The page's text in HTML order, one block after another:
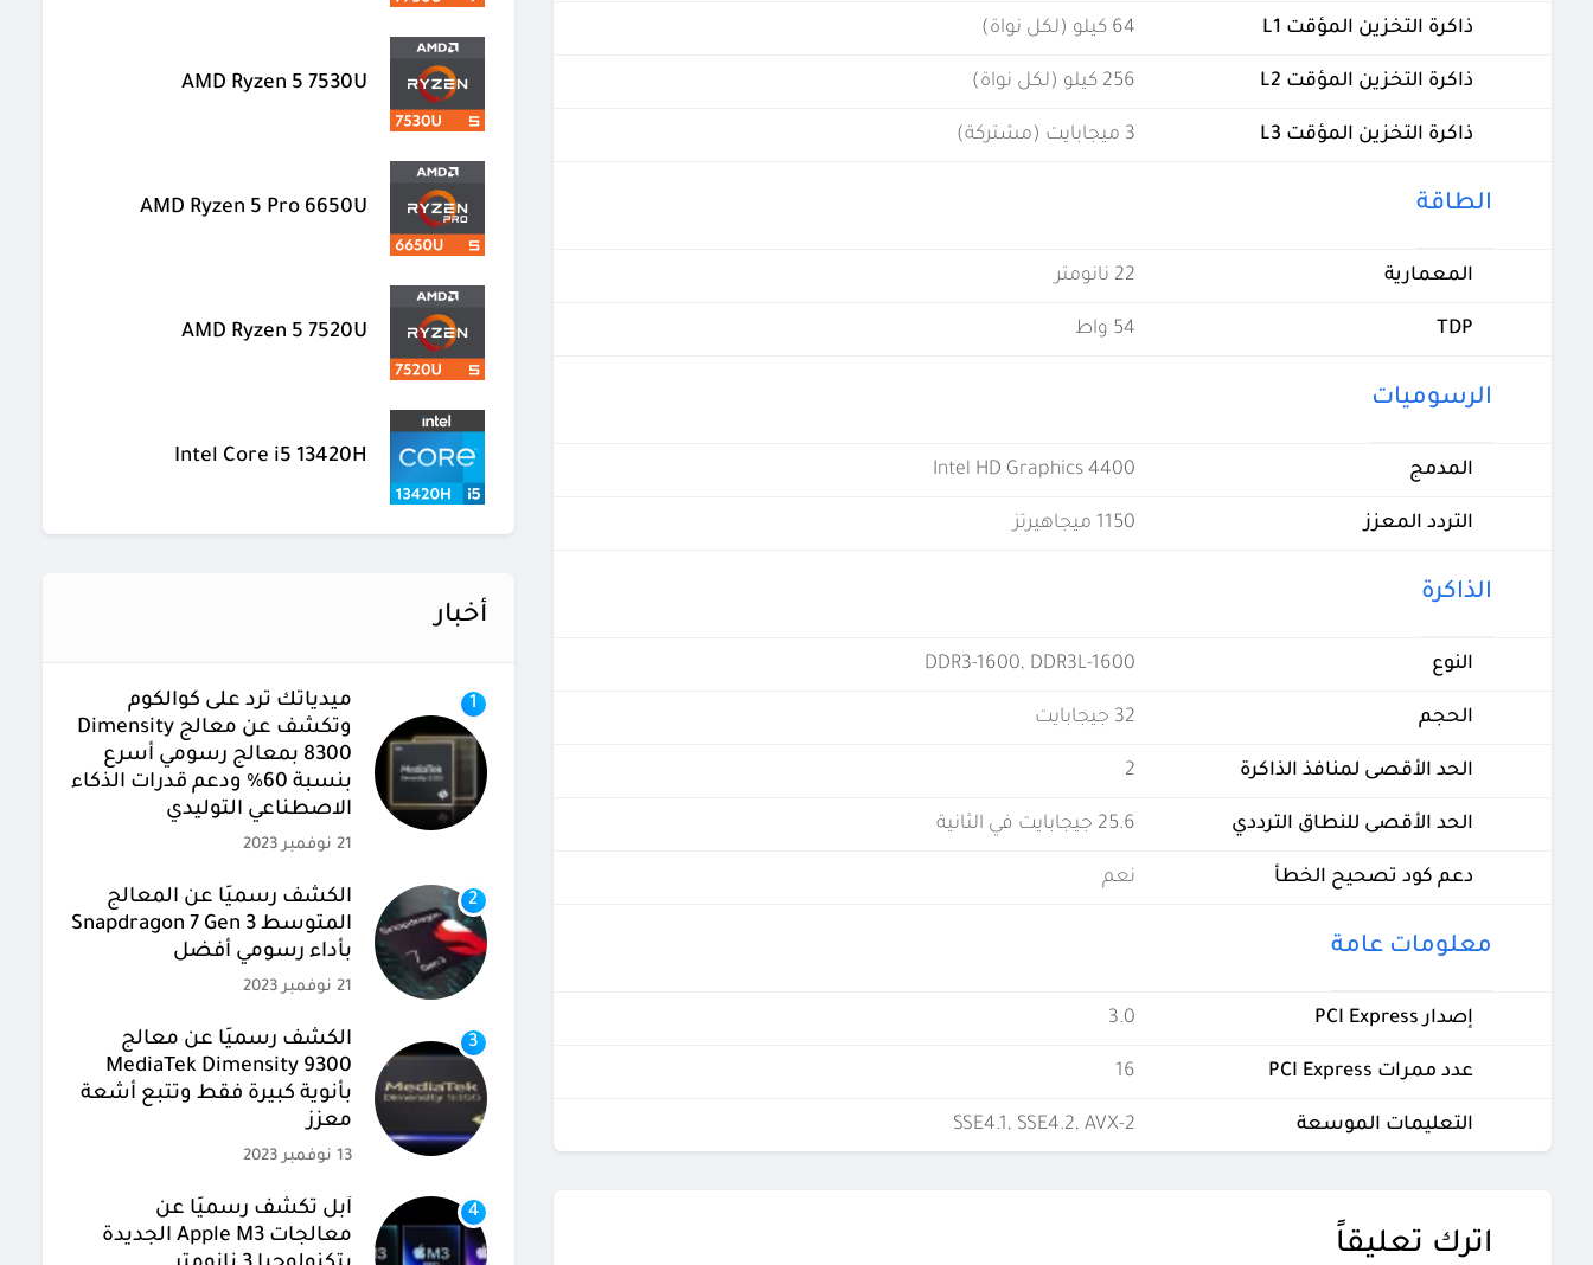
ذاكرة التخزين المؤقت L1 64 كيلو (لكل نواة)
ذاكرة التخزين المؤقت L2 256 كيلو (لكل نواة)
ذاكرة التخزين المؤقت L3 3 ميجابايت (مشتركة)
الطاقة
المعمارية 22 نانومتر
TDP 54 واط
الرسوميات
المدمج Intel HD Graphics 4400
التردد المعزز 1150 ميجاهيرتز
الذاكرة
النوع DDR3-1600, DDR3L-1600
الحجم 32 جيجابايت
الحد الأقصى لمنافذ الذاكرة 2
الحد الأقصى للنطاق الترددي 25.6 جيجابايت في الثانية
دعم كود تصحيح الخطأ نعم
معلومات عامة
إصدار PCI Express 3.0
عدد ممرات PCI Express 16
التعليمات الموسعة SSE4.1, SSE4.2, AVX-2
اترك تعليقاً
AMD Ryzen 5 7530U
AMD Ryzen 5 Pro 6650U
AMD Ryzen 5 7520U
Intel Core i5 13420H
أخبار
1
ميدياتك ترد على كوالكوم
وتكشف عن معالج Dimensity
8300 بمعالج رسومي أسرع
بنسبة 60% ودعم قدرات الذكاء
الاصطناعي التوليدي
21 نوفمبر 2023
2
الكشف رسميًا عن المعالج
المتوسط Snapdragon 7 Gen 3
بأداء رسومي أفضل
21 نوفمبر 2023
3
الكشف رسميًا عن معالج
MediaTek Dimensity 9300
بأنوية كبيرة فقط وتتبع أشعة
معزز
13 نوفمبر 2023
4
آبل تكشف رسميًا عن
معالجات Apple M3 الجديدة